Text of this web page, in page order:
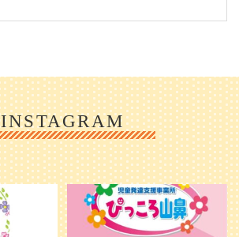
INSTAGRAM
に、親し
デザイン
トを新し
＼ 2026年6月1日 OPEN ／
...
25 0